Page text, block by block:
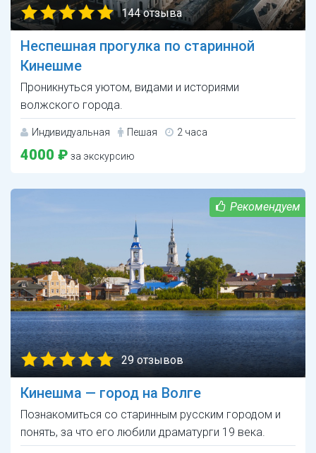
144 отзыва
Неспешная прогулка по старинной
Кинешме
Проникнуться уютом, видами и историями
волжского города.
Индивидуальная Пешая 2 часа
4000 ₽ за экскурсию
29 отзывов
Кинешма — город на Волге
Познакомиться со старинным русским городом и
понять, за что его любили драматурги 19 века.